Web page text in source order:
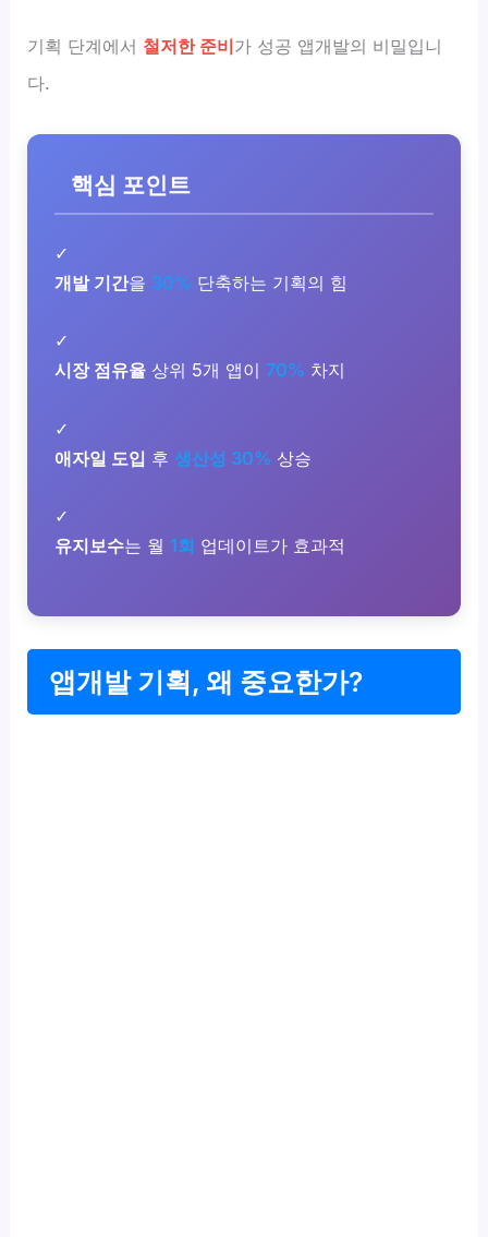
기획 단계에서 철저한 준비가 성공 앱개발의 비밀입니
다.
핵심 포인트
✓
개발 기간을 30% 단축하는 기획의 힘
✓
시장 점유율 상위 5개 앱이70% 차지
✓
애자일 도입 후생산성 30% 상승
✓
유지보수는 월 1회 업데이트가 효과적
앱개발 기획, 왜 중요한가?